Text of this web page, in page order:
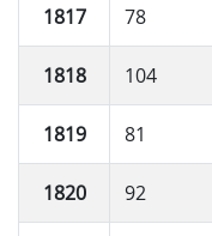
1817 78
1818 104
1819 81
1820 92